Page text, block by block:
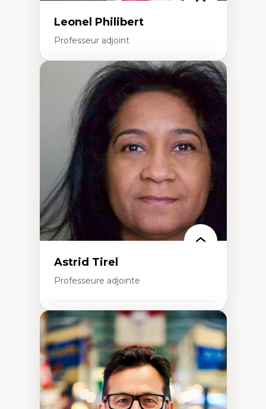
Leonel Philibert
Professeur adjoint
Expertises
Santé mondiale
Femme en contexte de pauvreté
Innovation
Participation citoyenne
Inégalités sociales santé
Migration
Santé de la reproduction
Développement durable
Astrid Tirel
Professeure adjointe
Expertises
Art
Anti-discrimination
Décolonisation de l’enseignement, de la
recherche, des institutions administratives
et syndicales
Pluralisme épistémologique et
francophonie
Culture